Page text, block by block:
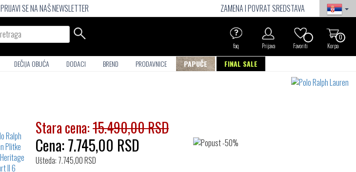
PRIJAVI SE NA NAŠ NEWSLETTER
ZAMENA I POVRAT SREDSTAVA
0
Korpa
Favoriti
Prijava
faq
DEČIJA OBUĆA DODACI BREND PRODAVNICE PAPUČE FINAL SALE
Stara cena:15.490,00 RSD
Cena:7.745,00 RSD
Ušteda: 7.745,00 RSD